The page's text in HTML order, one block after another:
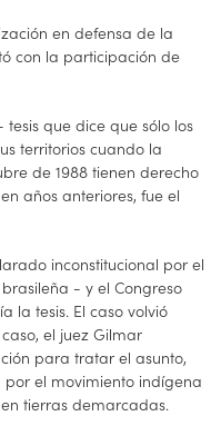
en defensa de la
con la participación de
que dice que sólo los
territorios cuando la
de 1988 tienen derecho
años anteriores, fue el
inconstitucional por el
- y el Congreso
la tesis. El caso volvió
el juez Gilmar
para tratar el asunto,
el movimiento indígena
tierras demarcadas.